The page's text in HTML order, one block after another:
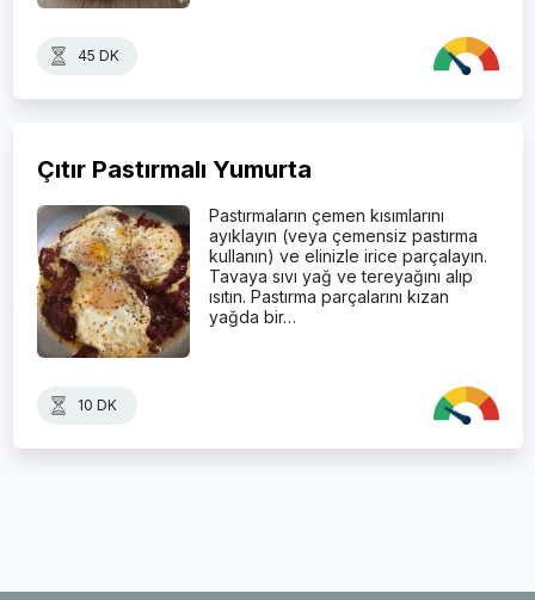
45 DK
Çıtır Pastırmalı Yumurta
Pastırmaların çemen kısımlarını
ayıklayın (veya çemensiz pastırma
kullanın) ve elinizle irice parçalayın.
Tavaya sıvı yağ ve tereyağını alıp
ısıtın. Pastırma parçalarını kızan
yağda bir…
10 DK